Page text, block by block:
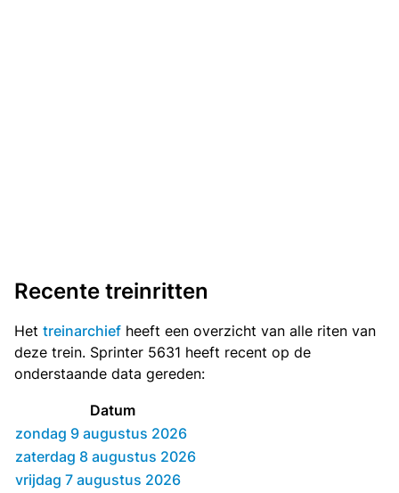
Recente treinritten
Het treinarchief heeft een overzicht van alle riten van
deze trein. Sprinter 5631 heeft recent op de
onderstaande data gereden:
Datum
zondag 9 augustus 2026
zaterdag 8 augustus 2026
vrijdag 7 augustus 2026